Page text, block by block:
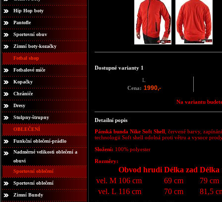
Hip Hop boty
Pantofle
Sportovní obuv
Zimní boty-kozačky
Fotbal shop
Fotbalové míče
Kopačky
Chrániče
Dresy
Stulpny-štrupny
OBLEČENÍ
Funkční oblečení-prádlo
Nadměrné velikosti oblečení a
obuvi
Sportovní oblečení
Sportovní oblečení
Zimní Bundy
Dostupné varianty 1
L
Cena: 1990,-
Na variantu
Detailní popis
Pánská bunda Nike Soft Shell , červené barvy,
technologii Soft shell odolná proti větru a vysoce
Složení: 100% polyester
Rozměry:
Obvod hrudi Délka zad
vel. M 106 cm 69 cm
79 cm
vel. L 116 cm 70 cm 81,5